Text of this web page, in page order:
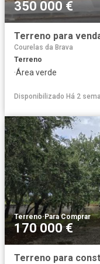
350 000 €
Courelas da Brava
Terreno
·Área verde
Disponibilizado Há 2
Terreno·Para Comprar
170 000 €